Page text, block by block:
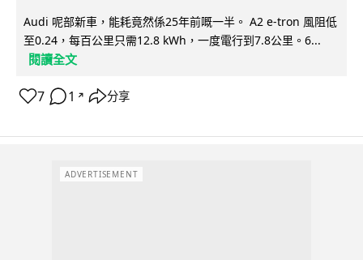
Audi 呢部新車，能耗竟然係25年前嘅一半。 A2 e-tron 風阻低
至0.24，每百公里只需12.8 kWh，一度電行到7.8公里。6...
閱讀全文
7 1 ↗ 分享
ADVERTISEMENT